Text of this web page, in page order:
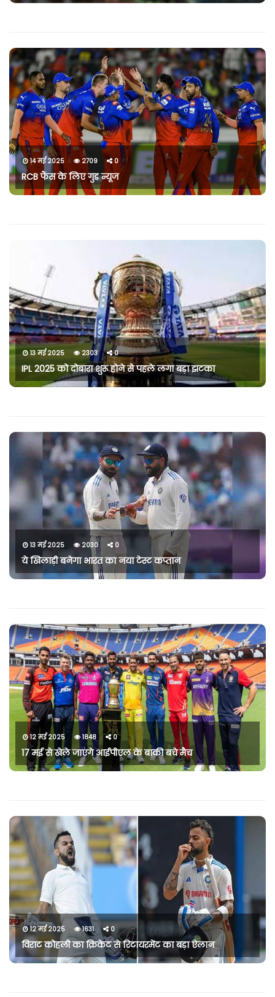
14 मई 2025 2709 0
RCB फैंस के लिए गुड न्यूज
13 मई 2025 2303 0
IPL 2025 को दोबारा शुरू होने से पहले लगा बड़ा झटका
13 मई 2025 2030 0
ये खिलाड़ी बनेगा भारत का नया टेस्ट कप्तान
12 मई 2025 1848 0
17 मई से खेले जाएंगे आईपीएल के बाकी बचे मैच
12 मई 2025 1631 0
विराट कोहली का क्रिकेट से रिटायरमेंट का बड़ा ऐलान